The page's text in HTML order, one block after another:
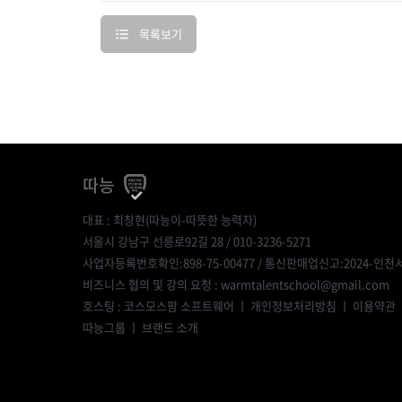
목록보기
따능
대표 : 최창현(따능이-따뜻한 능력자)
서울시 강남구 선릉로92길 28 / 010-3236-5271
사업자등록번호확인:898-75-00477 / 통신판매업신고:2024-인천
비즈니스 협의 및 강의 요청 : warmtalentschool@gmail.com
호스팅 : 코스모스팜 소프트웨어 ㅣ 개인정보처리방침 ㅣ 이용약관
따능그룹 ㅣ 브랜드 소개